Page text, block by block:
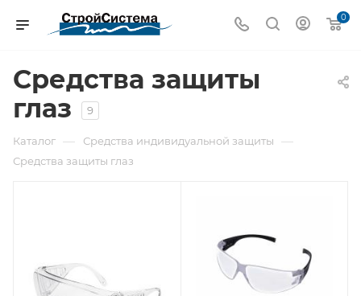
0
Средства защиты
глаз
9
Каталог — Средства индивидуальной защиты —
Средства защиты глаз